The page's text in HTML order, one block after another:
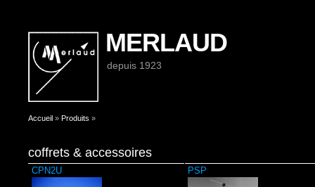
MERLAUD
depuis 1923
Vous êtes ici
Accueil » Produits »
coffrets & accessoires
CPN2U PSP